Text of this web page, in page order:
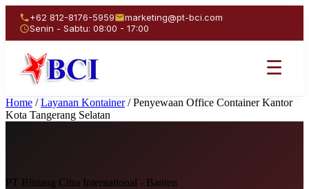
+62 812-8176-5959
marketing@pt-bci.com
Senin - Sabtu: 08:00 - 17:00
☰
Home / Layanan Kontainer / Penyewaan Office Container Kantor
Kota Tangerang Selatan
PT Bintang Citra International - Banten